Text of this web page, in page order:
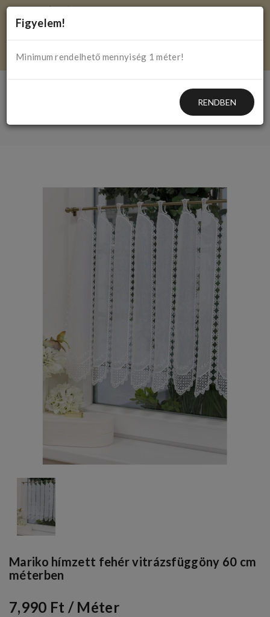
Mariko hímzett fehér vitrázsfüggöny 60 cm méterben
Mariko hímzett fehér vitrázsfüggöny 60 cm
méterben
7,990 Ft / Méter
Figyelem!
Minimum rendelhető mennyiség 1 méter!
RENDBEN